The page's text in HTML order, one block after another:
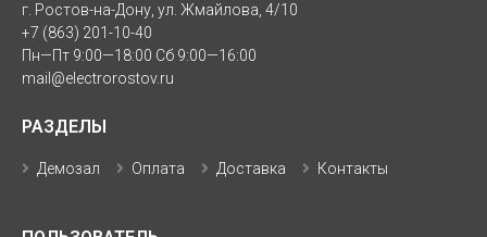
г. Ростов-на-Дону, ул. Жмайлова, 4/10
+7 (863) 201-10-40
Пн—Пт 9:00—18:00 Сб 9:00—16:00
mail@electrorostov.ru
РАЗДЕЛЫ
Демозал Оплата Доставка Контакты